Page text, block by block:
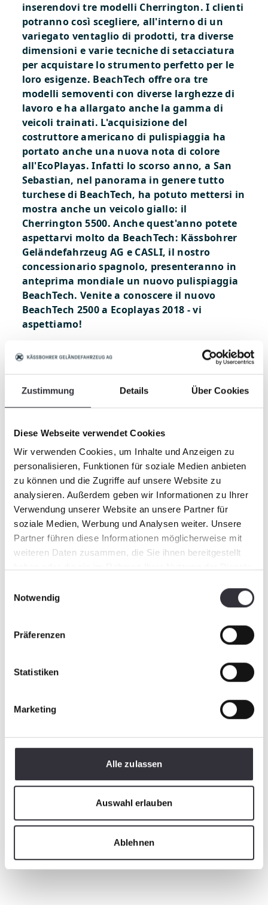
Zustimmung Details Über Cookies
Diese Webseite verwendet Cookies
Wir verwenden Cookies, um Inhalte und Anzeigen zu
personalisieren, Funktionen für soziale Medien anbieten
zu können und die Zugriffe auf unsere Website zu
analysieren. Außerdem geben wir Informationen zu Ihrer
Verwendung unserer Website an unsere Partner für
soziale Medien, Werbung und Analysen weiter. Unsere
Partner führen diese Informationen möglicherweise mit
weiteren Daten zusammen, die Sie ihnen bereitgestellt
Notwendig
Präferenzen
Statistiken
Marketing
Alle zulassen
Auswahl erlauben
Ablehnen
inserendovi tre modelli Cherrington. I clienti
potranno così scegliere, all'interno di un
variegato ventaglio di prodotti, tra diverse
dimensioni e varie tecniche di setacciatura
per acquistare lo strumento perfetto per le
loro esigenze. BeachTech offre ora tre
modelli semoventi con diverse larghezze di
lavoro e ha allargato anche la gamma di
veicoli trainati. L'acquisizione del
costruttore americano di pulispiaggia ha
portato anche una nuova nota di colore
all'EcoPlayas. Infatti lo scorso anno, a San
Sebastian, nel panorama in genere tutto
turchese di BeachTech, ha potuto mettersi in
mostra anche un veicolo giallo: il
Cherrington 5500. Anche quest'anno potete
aspettarvi molto da BeachTech: Kässbohrer
Geländefahrzeug AG e CASLI, il nostro
concessionario spagnolo, presenteranno in
anteprima mondiale un nuovo pulispiaggia
BeachTech.Venite a conoscere il nuovo
BeachTech 2500 a Ecoplayas 2018 - vi
aspettiamo!